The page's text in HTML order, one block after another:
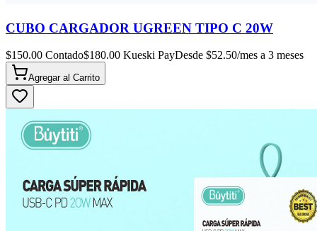
CUBO CARGADOR UGREEN TIPO C 20W
$150.00 Contado$180.00 Kueski PayDesde $52.50/mes a 3 meses
Agregar al Carrito